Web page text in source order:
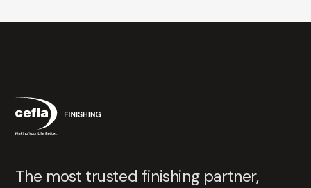
The most trusted finishing partner,